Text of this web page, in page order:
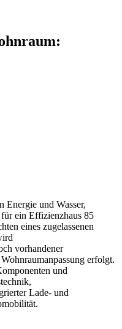
Energie und Wasser,
ein Effizienzhaus 85
eines zugelassenen
vorhandener
erfolgt.
und
Lade- und